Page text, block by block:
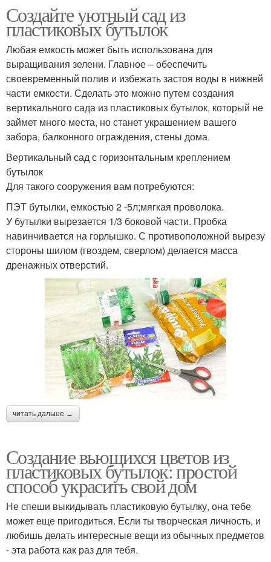
Создайте уютный сад из
пластиковых бутылок
Любая емкость может быть использована для
выращивания зелени. Главное – обеспечить
своевременный полив и избежать застоя воды в нижней
части емкости. Сделать это можно путем создания
вертикального сада из пластиковых бутылок, который не
займет много места, но станет украшением вашего
забора, балконного ограждения, стены дома.
Вертикальный сад с горизонтальным креплением
бутылок
Для такого сооружения вам потребуются:
ПЭТ бутылки, емкостью 2 -5л;мягкая проволока.
У бутылки вырезается 1/3 боковой части. Пробка
навинчивается на горлышко. С противоположной вырезу
стороны шилом (гвоздем, сверлом) делается масса
дренажных отверстий.
читать дальше →
Создание вьющихся цветов из
пластиковых бутылок: простой
способ украсить свой дом
Не спеши выкидывать пластиковую бутылку, она тебе
может еще пригодиться. Если ты творческая личность, и
любишь делать интересные вещи из обычных предметов
- эта работа как раз для тебя.